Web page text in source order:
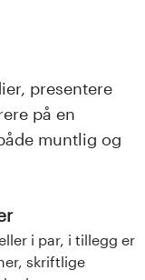
presentere
på en
muntlig og
i par, i tillegg er
skriftlige